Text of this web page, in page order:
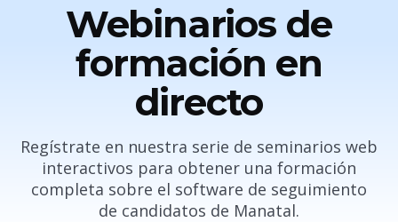
Webinarios de
formación en
directo
Regístrate en nuestra serie de seminarios web
interactivos para obtener una formación
completa sobre el software de seguimiento
de candidatos de Manatal.